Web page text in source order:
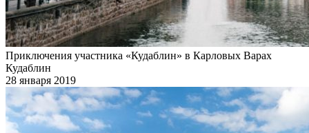
Приключения участника «Кудаблин» в Карловых Варах
Кудаблин
28 января 2019